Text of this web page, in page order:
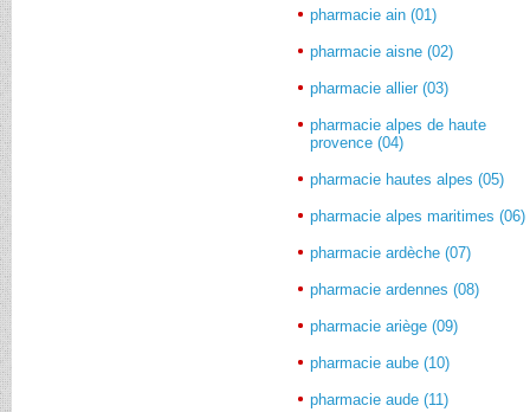
pharmacie ain (01)
pharmacie aisne (02)
pharmacie allier (03)
pharmacie alpes de haute
provence (04)
pharmacie hautes alpes (05)
pharmacie alpes maritimes (06)
pharmacie ardèche (07)
pharmacie ardennes (08)
pharmacie ariège (09)
pharmacie aube (10)
pharmacie aude (11)